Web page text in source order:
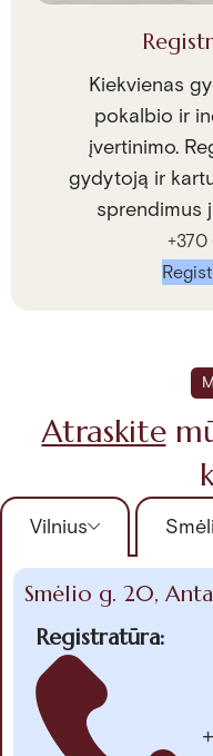
Kiekvienas
pokalbio ir
įvertinimo.
gydytoją ir
sprendimus
Atraskite
Vilnius
Smėlio g. 20,
Registratūra: